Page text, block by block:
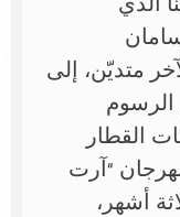
متديّن، إلى
القطار
“آرت
أشهر،